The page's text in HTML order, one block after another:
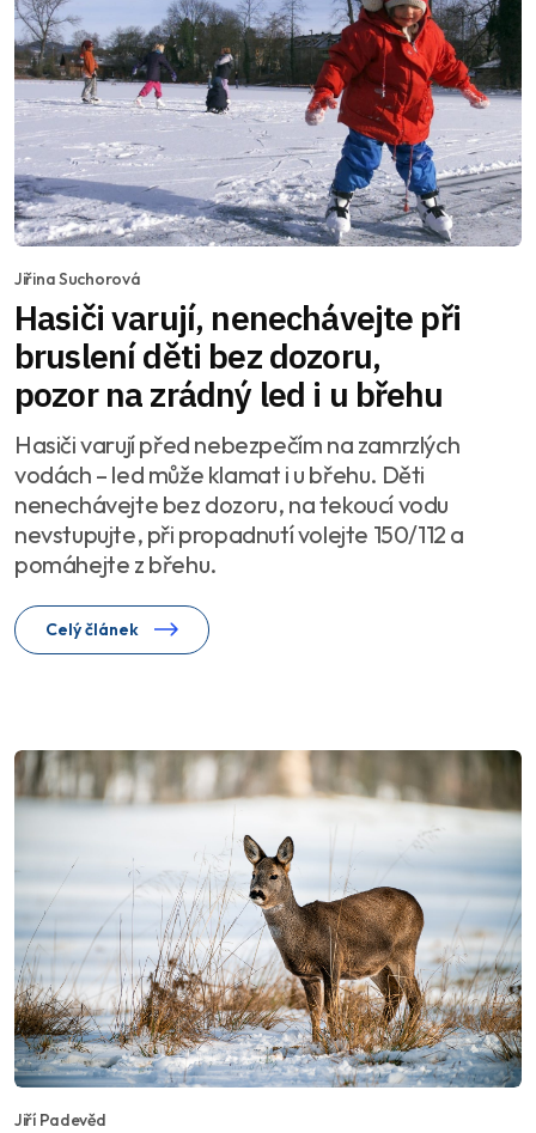
Jiřina Suchorová
Hasiči varují, nenechávejte při
bruslení děti bez dozoru,
pozor na zrádný led i u břehu
Hasiči varují před nebezpečím na zamrzlých
vodách – led může klamat i u břehu. Děti
nenechávejte bez dozoru, na tekoucí vodu
nevstupujte, při propadnutí volejte 150/112 a
pomáhejte z břehu.
Celý článek
Jiří Padevěd